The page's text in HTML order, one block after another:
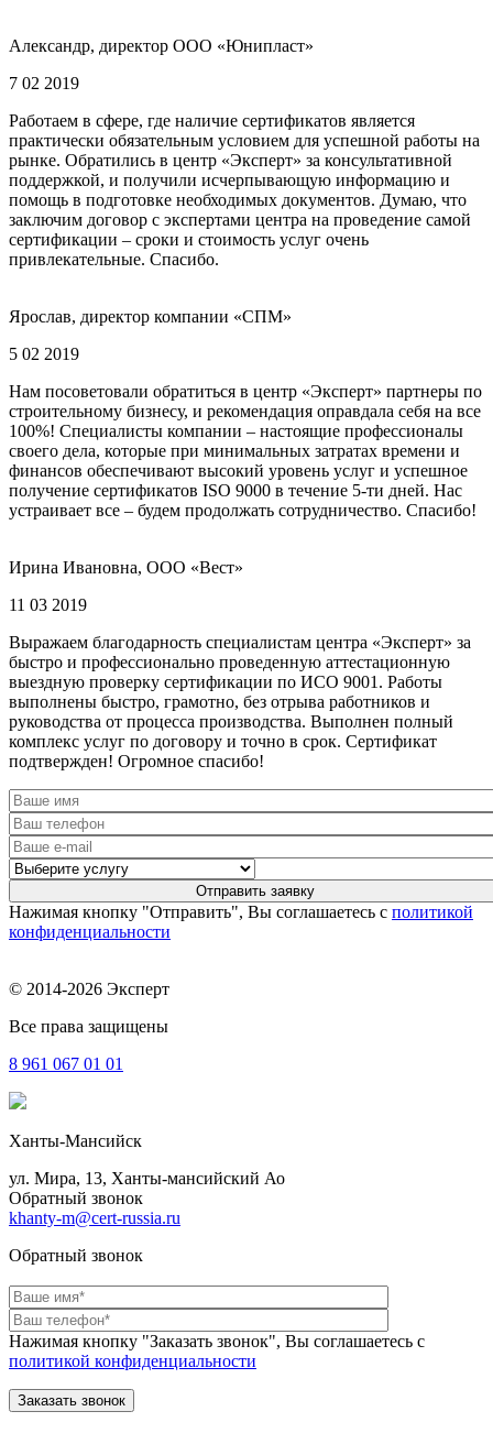
Александр, директор ООО «Юнипласт»
7 02 2019
Работаем в сфере, где наличие сертификатов является
практически обязательным условием для успешной работы на
рынке. Обратились в центр «Эксперт» за консультативной
поддержкой, и получили исчерпывающую информацию и
помощь в подготовке необходимых документов. Думаю, что
заключим договор с экспертами центра на проведение самой
сертификации – сроки и стоимость услуг очень
привлекательные. Спасибо.
Ярослав, директор компании «СПМ»
5 02 2019
Нам посоветовали обратиться в центр «Эксперт» партнеры по
строительному бизнесу, и рекомендация оправдала себя на все
100%! Специалисты компании – настоящие профессионалы
своего дела, которые при минимальных затратах времени и
финансов обеспечивают высокий уровень услуг и успешное
получение сертификатов ISO 9000 в течение 5-ти дней. Нас
устраивает все – будем продолжать сотрудничество. Спасибо!
Ирина Ивановна, ООО «Вест»
11 03 2019
Выражаем благодарность специалистам центра «Эксперт» за
быстро и профессионально проведенную аттестационную
выездную проверку сертификации по ИСО 9001. Работы
выполнены быстро, грамотно, без отрыва работников и
руководства от процесса производства. Выполнен полный
комплекс услуг по договору и точно в срок. Сертификат
подтвержден! Огромное спасибо!
Нажимая кнопку "Отправить", Вы соглашаетесь с политикой
конфиденциальности
© 2014-2026 Эксперт
Все права защищены
8 961 067 01 01
Ханты-Мансийск
ул. Мира, 13, Ханты-мансийский Ао
Обратный звонок
khanty-m@cert-russia.ru
Обратный звонок
Нажимая кнопку "Заказать звонок", Вы соглашаетесь с
политикой конфиденциальности